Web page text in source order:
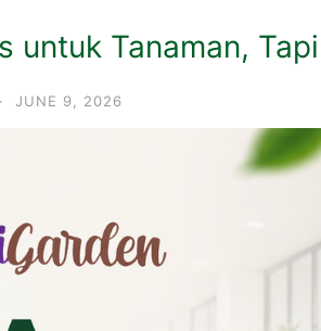
untuk Tanaman,
· JUNE 9, 2026